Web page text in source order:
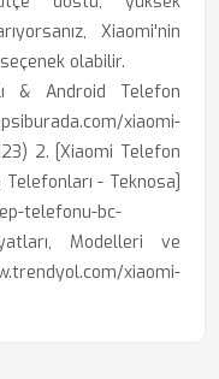
Xiaomi'nin
olabilir.
& Android Telefon
xiaomi-
2. [Xiaomi Telefon
- Teknosa]
telefonu-bc-
Modelleri ve
xiaomi-